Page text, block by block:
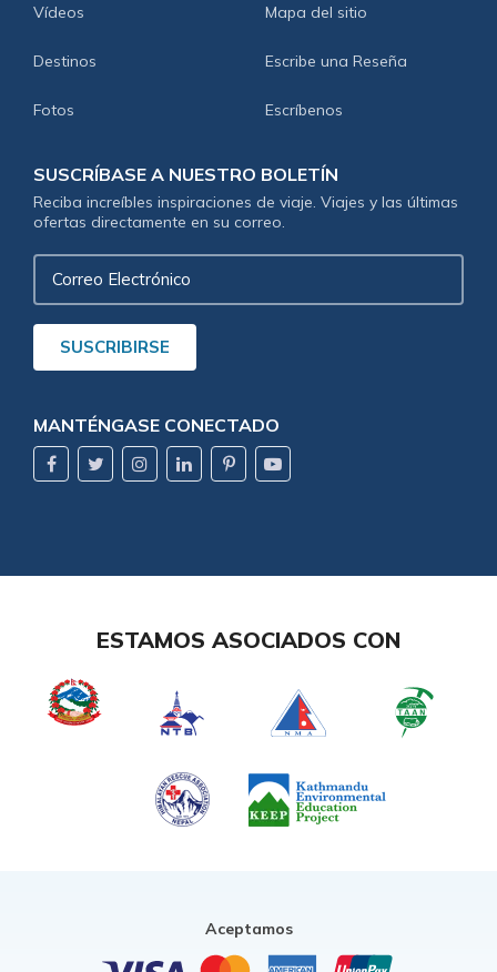
Vídeos Mapa del sitio
Destinos Escribe una Reseña
Fotos Escríbenos
SUSCRÍBASE A NUESTRO BOLETÍN
Reciba increíbles inspiraciones de viaje. Viajes y las últimas
ofertas directamente en su correo.
Correo
Electrónico
SUSCRIBIRSE
MANTÉNGASE CONECTADO
ESTAMOS ASOCIADOS CON
Aceptamos